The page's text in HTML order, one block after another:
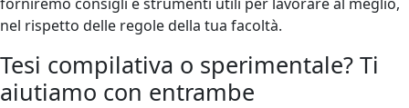
nel rispetto delle regole della tua facoltà.
Tesi compilativa o sperimentale? Ti
aiutiamo con entrambe